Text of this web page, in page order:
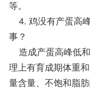
等。
4. 鸡没有产蛋高
事？
造成产蛋高峰低
理上有育成期体重
量含量、不饱和脂